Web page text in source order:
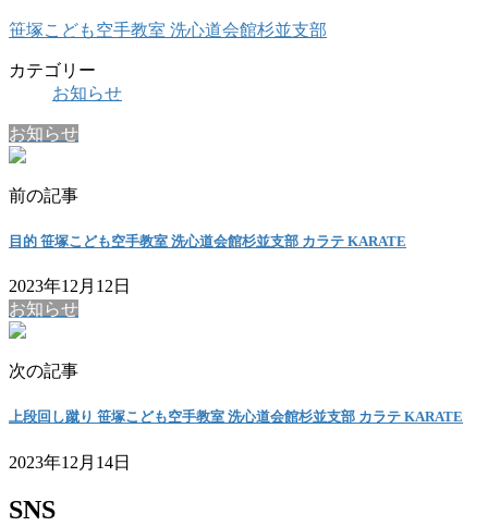
笹塚こども空手教室 洗心道会館杉並支部
カテゴリー
お知らせ
お知らせ
前の記事
目的 笹塚こども空手教室 洗心道会館杉並支部 カラテ KARATE
2023年12月12日
お知らせ
次の記事
上段回し蹴り 笹塚こども空手教室 洗心道会館杉並支部 カラテ KARATE
2023年12月14日
SNS